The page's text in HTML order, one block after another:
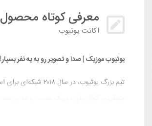
معرفی کوتاه محصول
اکانت یوتیوب
یوتیوب موزیک | صدا و تصویر رو به یه نفر بسپار!
تیم بزرگ یوتیوب،
جایگزین، گوگل‌ پلی موزیک هست و مدتی بعد از انتشار اون، در